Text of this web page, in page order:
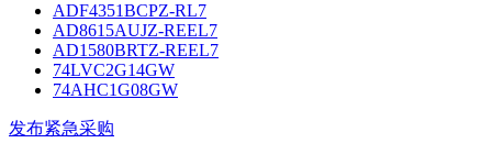
ADF4351BCPZ-RL7
AD8615AUJZ-REEL7
AD1580BRTZ-REEL7
74LVC2G14GW
74AHC1G08GW
发布紧急采购